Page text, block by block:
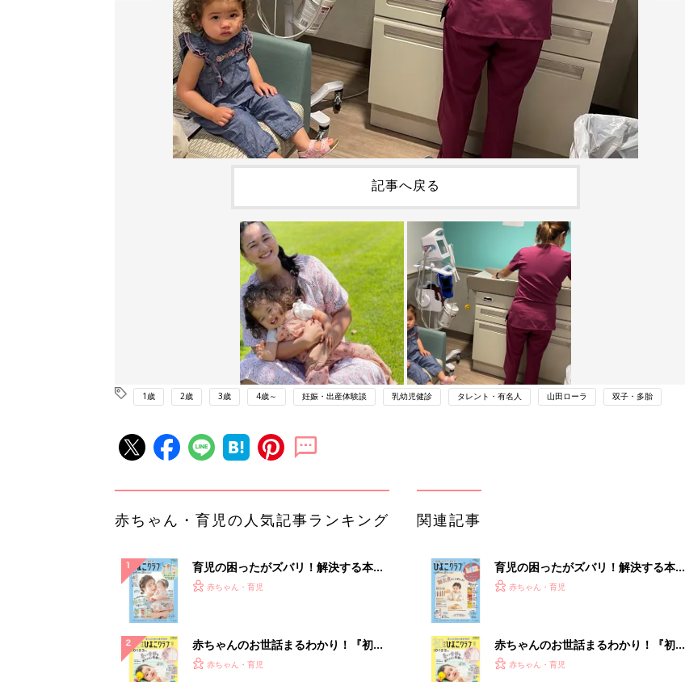
記事へ戻る
1歳 2歳 3歳 4歳～ 妊娠・出産体験談 乳幼児健診 タレント・有名人 山田ローラ 双子・多胎
赤ちゃん・育児の人気記事ランキング
育児の困ったがズバリ！解決する本
『ひよこクラブ 夏号』 4カ月～2才
赤ちゃん・育児
赤ちゃんのお世話まるわかり！『初め
てのひよこクラブ 夏号』〈巻頭大特
赤ちゃん・育児
関連記事
育児の困ったがズバリ！解決する本
『ひよこクラブ 秋号』 4カ月～2才
赤ちゃん・育児
赤ちゃんのお世話まるわかり！『初め
てのひよこクラブ 夏号』〈巻頭大特
赤ちゃん・育児